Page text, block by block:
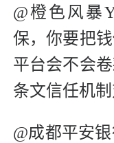
@橙色风暴
保，你要把
平台会不会
条文信任机制
@成都平安